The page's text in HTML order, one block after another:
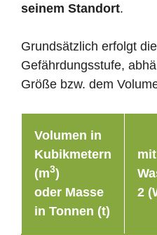
seinem Standort.
Grundsätzlich erfolgt
Gefährdungsstufe,
Größe bzw. dem
Volumen in
Kubikmetern
(m3)
oder Masse
in Tonnen (t)
2